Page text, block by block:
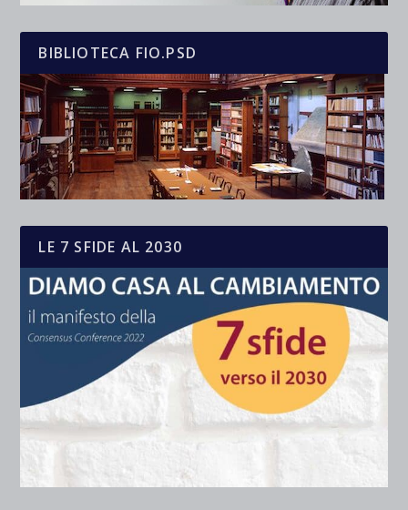
BIBLIOTECA FIO.PSD
LE 7 SFIDE AL 2030